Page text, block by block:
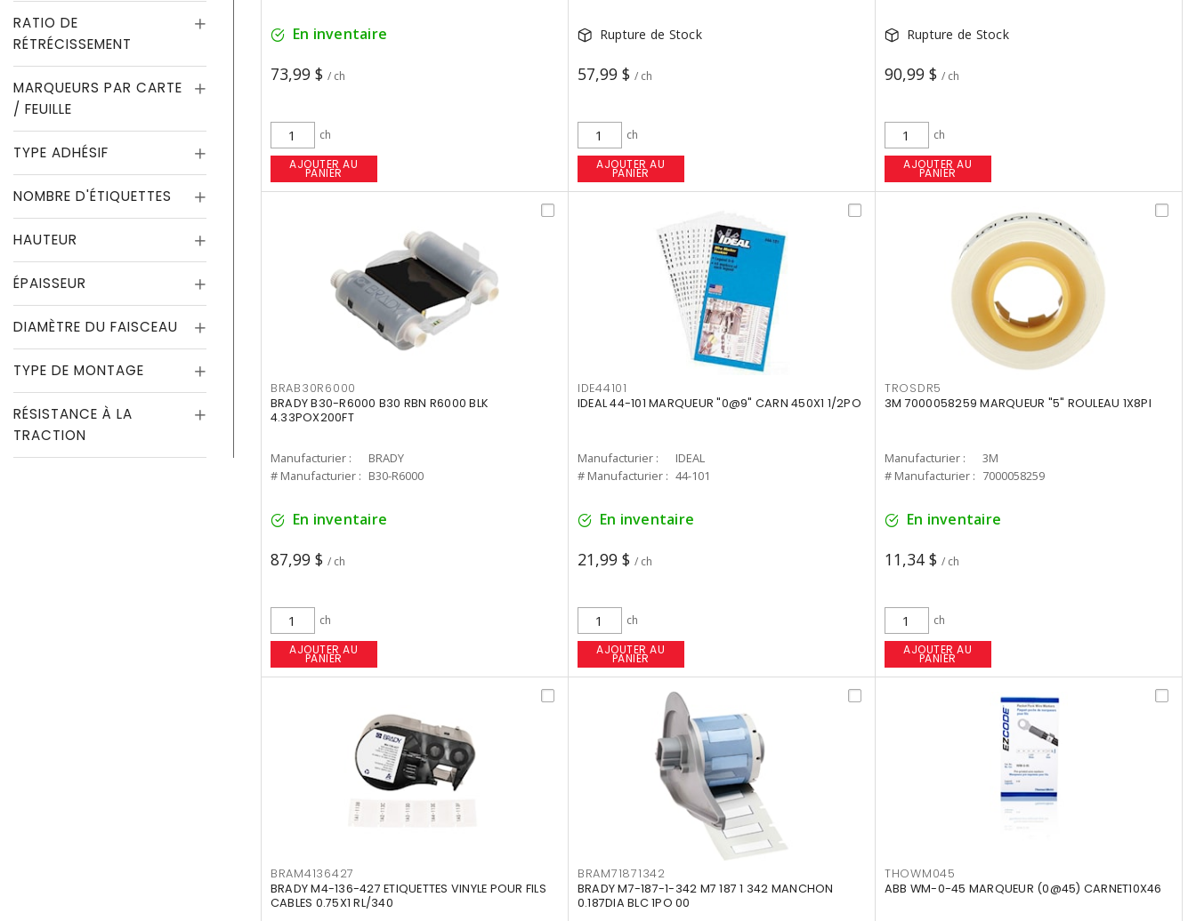
RATIO DE
RÉTRÉCISSEMENT
MARQUEURS PAR CARTE
/ FEUILLE
TYPE ADHÉSIF
NOMBRE D'ÉTIQUETTES
HAUTEUR
ÉPAISSEUR
DIAMÈTRE DU FAISCEAU
TYPE DE MONTAGE
RÉSISTANCE À LA
TRACTION
En inventaire
73,99 $ / ch
ch
AJOUTER AU
PANIER
Rupture de Stock
57,99 $ / ch
ch
AJOUTER AU
PANIER
Rupture de Stock
90,99 $ / ch
ch
AJOUTER AU
PANIER
BRAB30R6000
BRADY B30-R6000 B30 RBN R6000 BLK
4.33POX200FT
Manufacturier :
BRADY
# Manufacturier : B30-R6000
En inventaire
87,99 $ / ch
ch
AJOUTER AU
PANIER
IDE44101
IDEAL 44-101 MARQUEUR "0@9" CARN 450X1 1/2PO
Manufacturier :
IDEAL
# Manufacturier : 44-101
En inventaire
21,99 $ / ch
ch
AJOUTER AU
PANIER
TROSDR5
3M 7000058259 MARQUEUR "5" ROULEAU 1X8PI
Manufacturier :
3M
# Manufacturier : 7000058259
En inventaire
11,34 $ / ch
ch
AJOUTER AU
PANIER
BRAM4136427
BRADY M4-136-427 ETIQUETTES VINYLE POUR FILS
CABLES 0.75X1 RL/340
BRAM71871342
BRADY M7-187-1-342 M7 187 1 342 MANCHON
0.187DIA BLC 1PO 00
THOWM045
ABB WM-0-45 MARQUEUR (0@45) CARNET10X46